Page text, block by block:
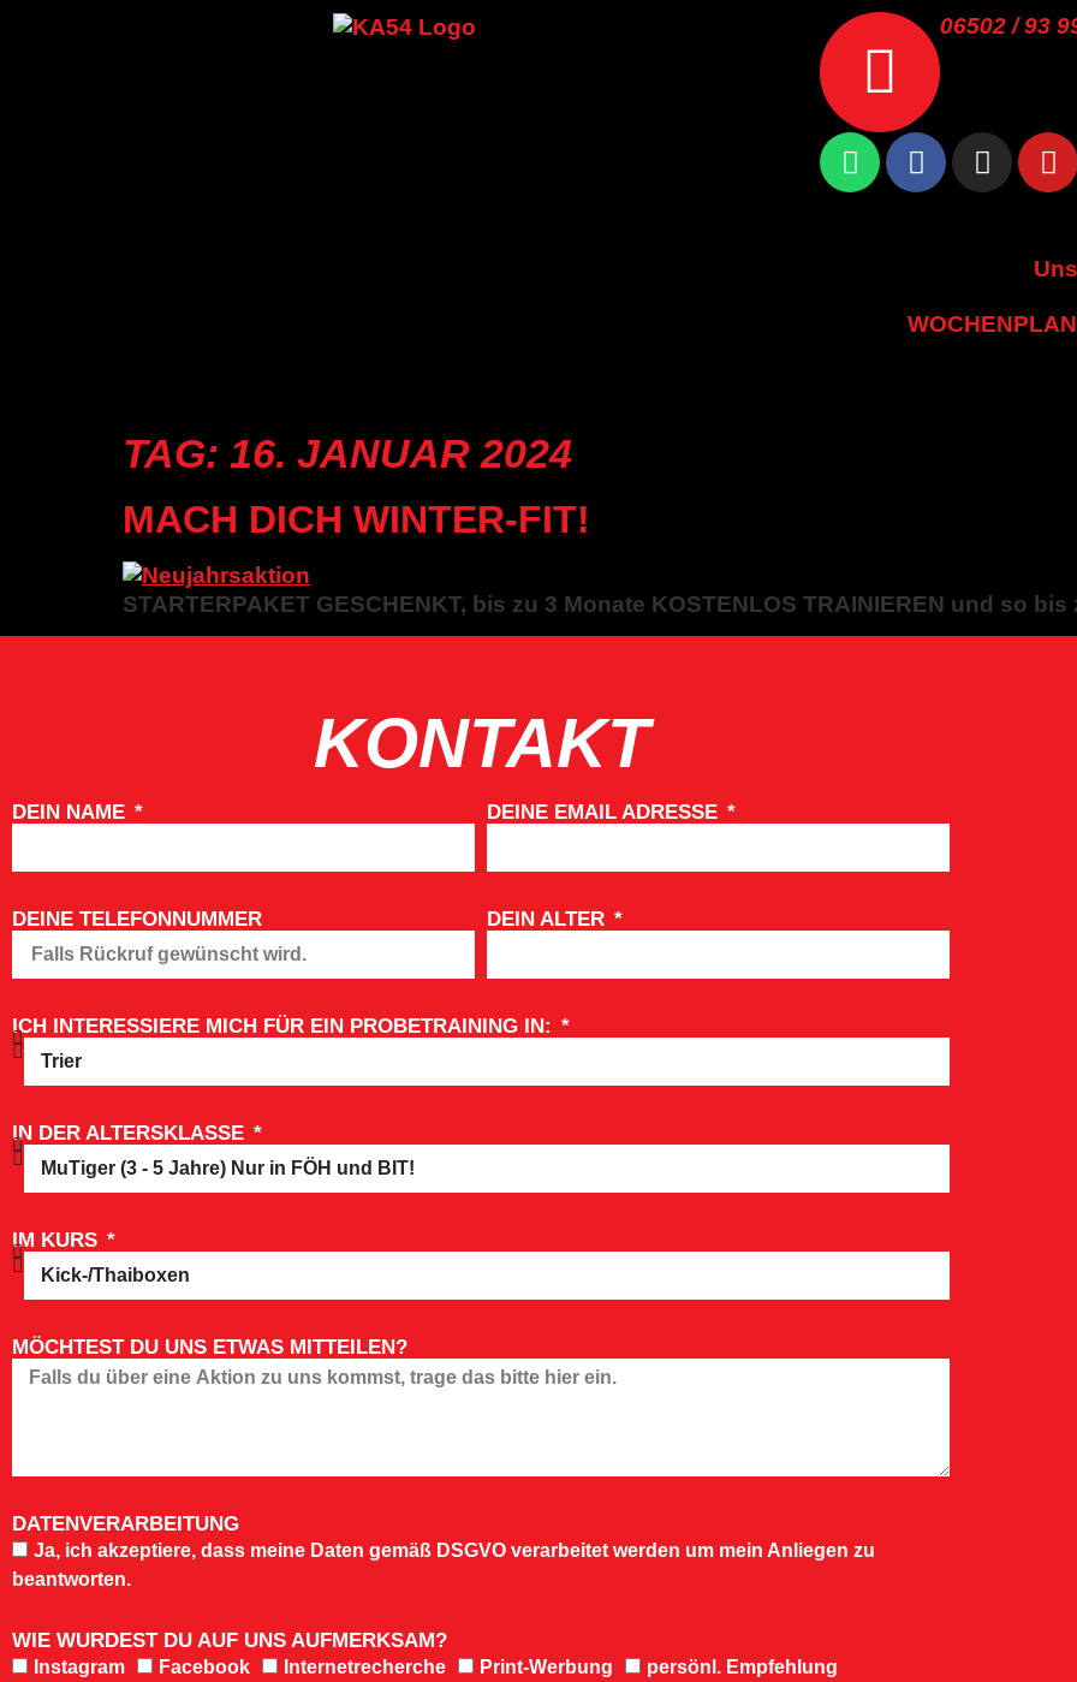
06502 / 93
WOCHENPLAN
TAG: 16. JANUAR 2024
MACH DICH WINTER-FIT!
STARTERPAKET GESCHENKT, bis zu 3 Monate KOSTENLOS TRAINIEREN und so
KONTAKT
DEIN NAME DEINE EMAIL ADRESSE
DEINE TELEFONNUMMER DEIN ALTER
ICH INTERESSIERE MICH FÜR EIN PROBETRAINING IN:
IN DER ALTERSKLASSE
IM KURS
MÖCHTEST DU UNS ETWAS MITTEILEN?
DATENVERARBEITUNG
Ja, ich akzeptiere, dass meine Daten gemäß DSGVO verarbeitet werden um mein Anliegen zu
beantworten.
WIE WURDEST DU AUF UNS AUFMERKSAM?
Instagram Facebook Internetrecherche Print-Werbung
persönl. Empfehlung